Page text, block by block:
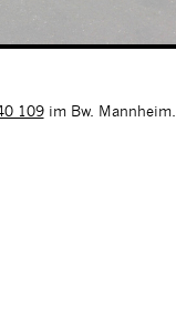
109im Bw. Mannheim.